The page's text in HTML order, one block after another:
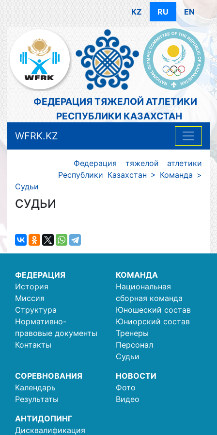
KZ RU EN
ФЕДЕРАЦИЯ ТЯЖЕЛОЙ АТЛЕТИКИ
РЕСПУБЛИКИ КАЗАХСТАН
WFRK.KZ
Федерация тяжелой атлетики
Республики Казахстан > Команда >
Судьи
СУДЬИ
ФЕДЕРАЦИЯ
История
Миссия
Структура
Нормативно-
правовые документы
Контакты
КОМАНДА
Национальная
сборная команда
Юношеский состав
Юниорский состав
Тренеры
Персонал
Судьи
СОРЕВНОВАНИЯ
Календарь
Результаты
НОВОСТИ
Фото
Видео
АНТИДОПИНГ
Дисквалификация